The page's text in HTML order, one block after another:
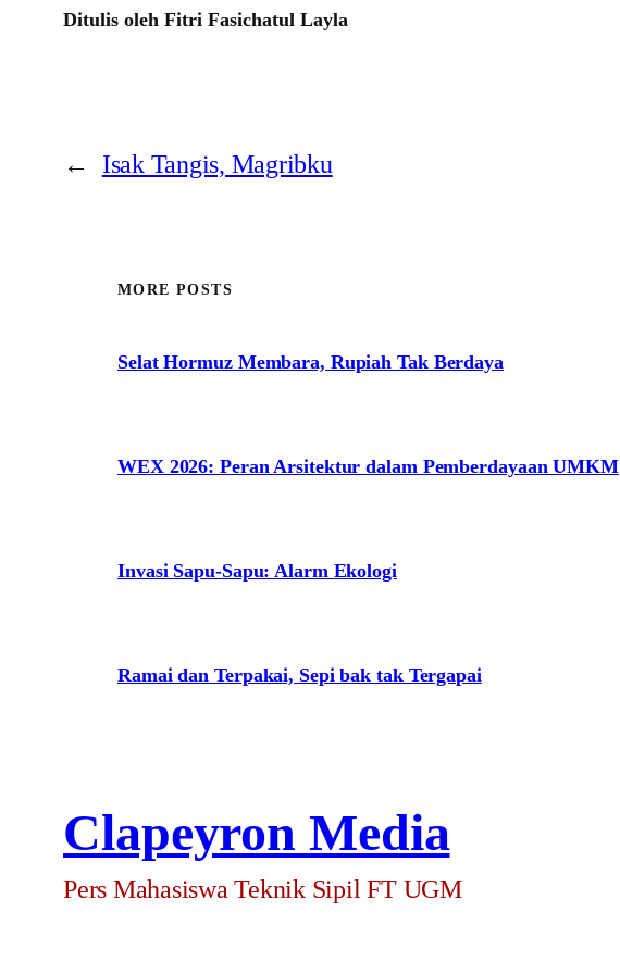
Ditulis oleh Fitri Fasichatul Layla
← Isak Tangis, Magribku
MORE POSTS
Selat Hormuz Membara, Rupiah Tak Berdaya
WEX 2026: Peran Arsitektur dalam Pemberdayaan UMKM
Invasi Sapu-Sapu: Alarm Ekologi
Ramai dan Terpakai, Sepi bak tak Tergapai
Clapeyron Media
Pers Mahasiswa Teknik Sipil FT UGM